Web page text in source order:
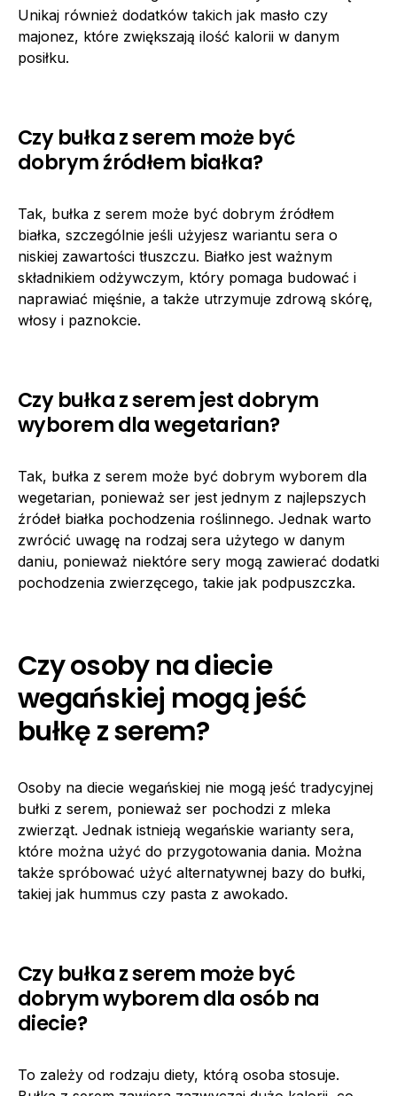
Unikaj również dodatków takich jak masło czy
majonez, które zwiększają ilość kalorii w danym
posiłku.
Czy bułka z serem może być
dobrym źródłem białka?
Tak, bułka z serem może być dobrym źródłem
białka, szczególnie jeśli użyjesz wariantu sera o
niskiej zawartości tłuszczu. Białko jest ważnym
składnikiem odżywczym, który pomaga budować i
naprawiać mięśnie, a także utrzymuje zdrową skórę,
włosy i paznokcie.
Czy bułka z serem jest dobrym
wyborem dla wegetarian?
Tak, bułka z serem może być dobrym wyborem dla
wegetarian, ponieważ ser jest jednym z najlepszych
źródeł białka pochodzenia roślinnego. Jednak warto
zwrócić uwagę na rodzaj sera użytego w danym
daniu, ponieważ niektóre sery mogą zawierać dodatki
pochodzenia zwierzęcego, takie jak podpuszczka.
Czy osoby na diecie
wegańskiej mogą jeść
bułkę z serem?
Osoby na diecie wegańskiej nie mogą jeść tradycyjnej
bułki z serem, ponieważ ser pochodzi z mleka
zwierząt. Jednak istnieją wegańskie warianty sera,
które można użyć do przygotowania dania. Można
także spróbować użyć alternatywnej bazy do bułki,
takiej jak hummus czy pasta z awokado.
Czy bułka z serem może być
dobrym wyborem dla osób na
diecie?
To zależy od rodzaju diety, którą osoba stosuje.